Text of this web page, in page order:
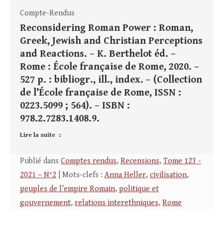
Compte-Rendus
Reconsidering Roman Power : Roman,
Greek, Jewish and Christian Perceptions
and Reactions. – K. Berthelot éd. –
Rome : École française de Rome, 2020. –
527 p. : bibliogr., ill., index. – (Collection
de l’École française de Rome, ISSN :
0223.5099 ; 564). – ISBN :
978.2.7283.1408.9.
Lire la suite
Publié dans Comptes rendus, Recensions, Tome 123 -
2021 – N°2 | Mots-clefs : Anna Heller, civilisation,
peuples de l’empire Romain, politique et
gouvernement, relations interethniques, Rome